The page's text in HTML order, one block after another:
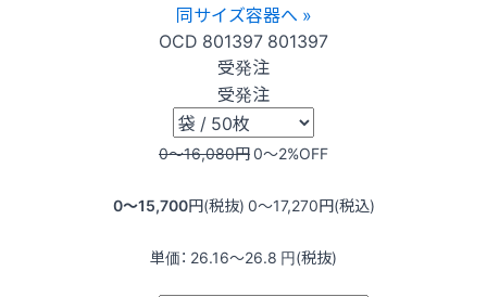
同サイズ容器へ »
OCD 801397 801397
受発注
受発注
0〜16,080円0〜2%OFF
0〜15,700円(税抜) 0〜17,270円(税込)
単価： 26.16〜26.8 円(税抜)